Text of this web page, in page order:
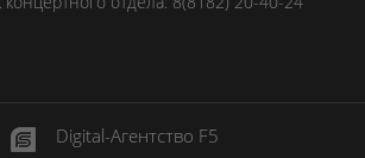
Digital-Агентство F5